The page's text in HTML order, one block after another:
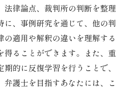
法律論点、裁判所の判断を整理
に、事例研究を通じて、他の判
適用や解釈の違いを理解する
得ることができます。また、重
的に反復学習を行うことで、
弁護士を目指すあなたには、こ